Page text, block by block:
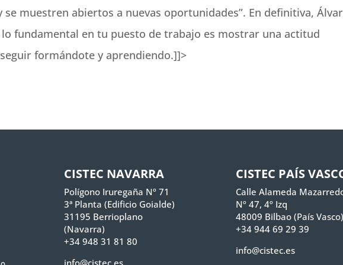
se muestren abiertos a nuevas oportunidades”. En definitiva,
fundamental en tu puesto de trabajo es mostrar una actitud
formándote y aprendiendo.]]>
CISTEC NAVARRA
Polígono Iruregaña Nº 71
3ª Planta (Edificio Goialde)
31195 Berrioplano
(Navarra)
+34 948 31 81 80
info@cistec.es
CISTEC PAÍS
Calle Alameda
Nº 47, 4º Izq
48009 Bilbao (País Vasco)
+34 944 69 29 39
info@cistec.es